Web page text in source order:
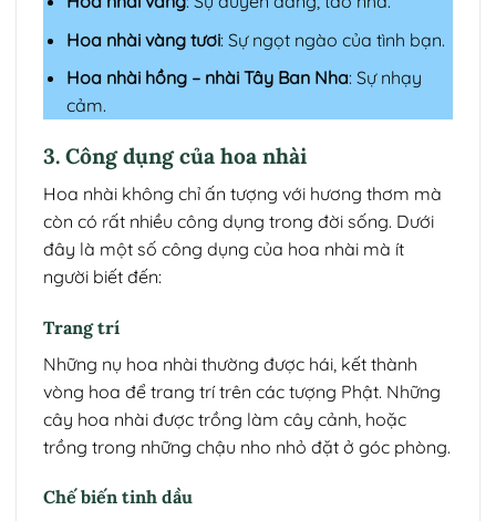
Hoa nhài vàng tươi: Sự ngọt ngào của tình bạn.
Hoa nhài hồng – nhài Tây Ban Nha: Sự nhạy
cảm.
3. Công dụng của hoa nhài
Hoa nhài không chỉ ấn tượng với hương thơm mà
còn có rất nhiều công dụng trong đời sống. Dưới
đây là một số công dụng của hoa nhài mà ít
người biết đến:
Trang trí
Những nụ hoa nhài thường được hái, kết thành
vòng hoa để trang trí trên các tượng Phật. Những
cây hoa nhài được trồng làm cây cảnh, hoặc
trồng trong những chậu nho nhỏ đặt ở góc phòng.
Chế biến tinh dầu